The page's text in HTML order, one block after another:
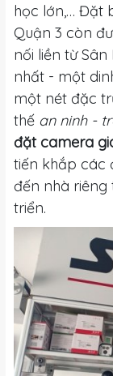
học lớn,… Đặt
Quận 3 còn
nối liền từ
nhất - một
một nét đặc
thế an ninh -
đặt camera
tiến khắp các
đến nhà
triển.